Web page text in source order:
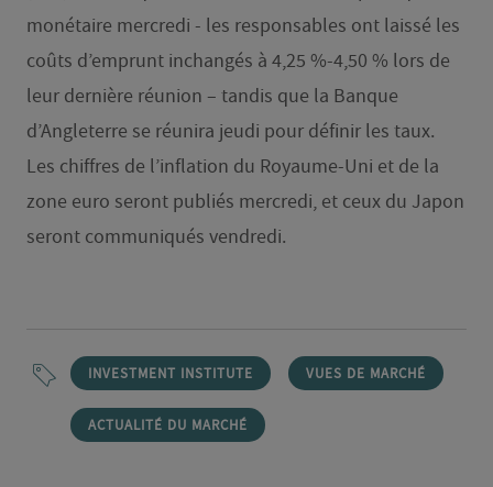
monétaire mercredi - les responsables ont laissé les
coûts d’emprunt inchangés à 4,25 %-4,50 % lors de
leur dernière réunion – tandis que la Banque
d’Angleterre se réunira jeudi pour définir les taux.
Les chiffres de l’inflation du Royaume-Uni et de la
zone euro seront publiés mercredi, et ceux du Japon
seront communiqués vendredi.
INVESTMENT INSTITUTE VUES DE MARCHÉ
ACTUALITÉ DU MARCHÉ